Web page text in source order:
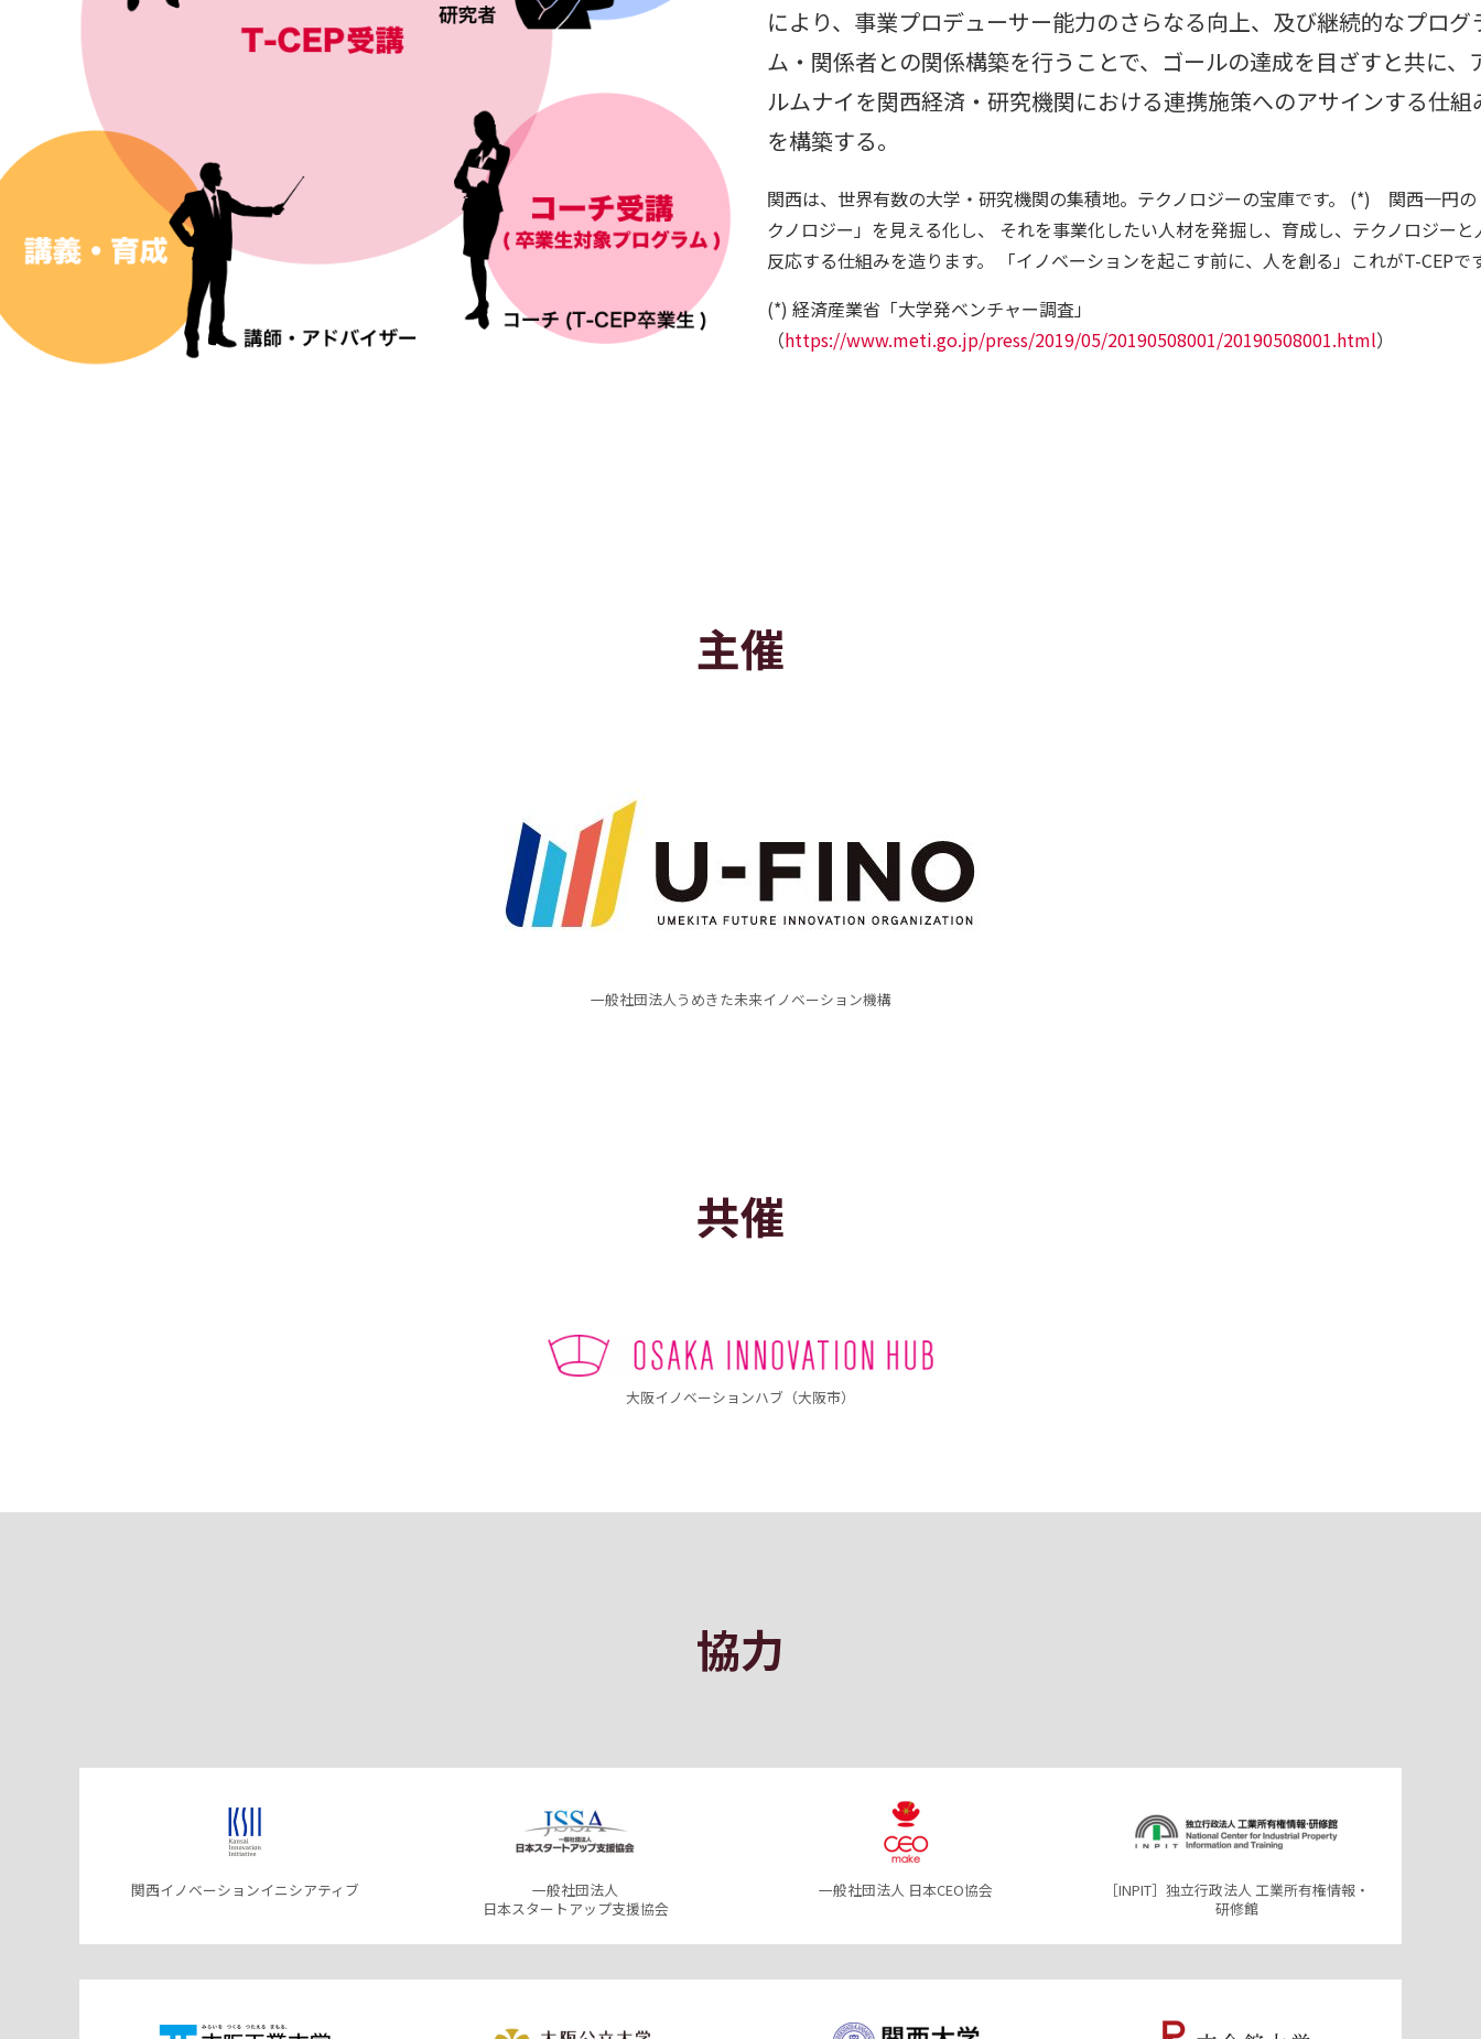
により、事業プロデューサー能力のさらなる向上、及び継続的なプログ
ム・関係者との関係構築を行うことで、ゴールの達成を目ざすと共に、
ルムナイを関西経済・研究機関における連携施策へのアサインする仕組
を構築する。
関西は、世界有数の大学・研究機関の集積地。テクノロジーの宝庫です。 (*) 関西一円
クノロジー」を見える化し、 それを事業化したい人材を発掘し、育成し、テクノロジーと
反応する仕組みを造ります。 「イノベーションを起こす前に、人を創る」これがT-CEPで
(*) 経済産業省「大学発ベンチャー調査」
（https://www.meti.go.jp/press/2019/05/20190508001/20190508001.html）
主催
一般社団法人うめきた未来イノベーション機構
共催
大阪イノベーションハブ（大阪市）
協力
関西イノベーションイニシアティブ
一般社団法人
日本スタートアップ支援協会
一般社団法人 日本CEO協会
［INPIT］独立行政法人 工業所有権情報・
研修館